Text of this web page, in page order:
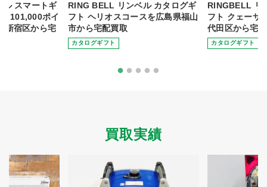
スマートギ
101,000ポイ
新宿区から宅
RING BELL リンベル カタログギ
フト ヘリオスコースを広島県福山
市から宅配買取
カタログギフト
RINGBELL リ
フト クェーサ
代田区から宅
カタログギフト
買取実績